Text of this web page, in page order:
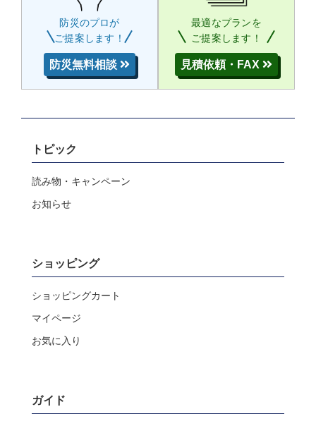
防災のプロが
ご提案します！
防災無料相談
最適なプランを
ご提案します！
見積依頼・FAX
トピック
読み物・キャンペーン
お知らせ
ショッピング
ショッピングカート
マイページ
お気に入り
ガイド